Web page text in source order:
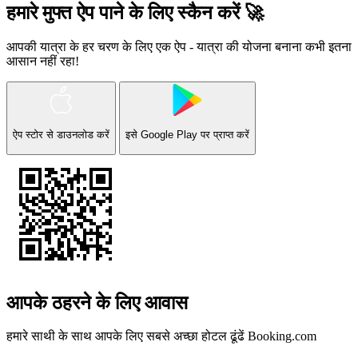
हमारे मुफ्त ऐप पाने के लिए स्कैन करें 🚀
आपकी यात्रा के हर चरण के लिए एक ऐप - यात्रा की योजना बनाना कभी इतना
आसान नहीं रहा!
ऐप स्टोर से डाउनलोड करें इसे Google Play पर प्राप्त करें
आपके ठहरने के लिए आवास
हमारे साथी के साथ आपके लिए सबसे अच्छा होटल ढूंढें Booking.com